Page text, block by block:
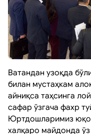
Ватандан узоқда
билан мустаҳкам
айниқса таҳсинга
сафар ўзгача фахр
Юртдошларимиз
халқаро майдонда ўз